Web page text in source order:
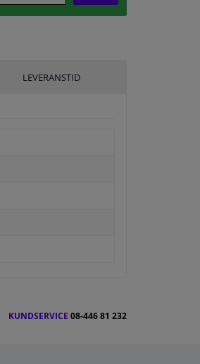
LEVERANSTID
KUNDSERVICE 08-446 81 232